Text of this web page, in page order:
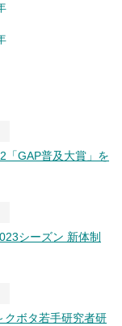
「GAP普及大賞」を
シーズン 新体制
クボタ若手研究者研